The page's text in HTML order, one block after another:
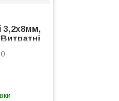
3,2х8мм,